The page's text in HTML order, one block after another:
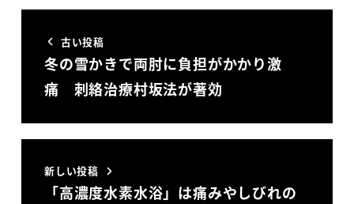
古い投稿
冬の雪かきで両肘に負担がかかり激
痛 刺絡治療村坂法が著効
新しい投稿
「高濃度水素水浴」は痛みやしびれの